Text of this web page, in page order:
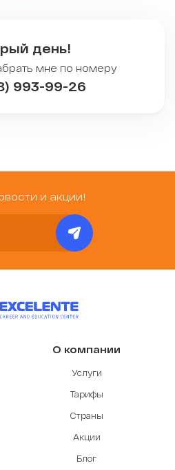
день!
мне по номеру
993-99-26
и акции!
О компании
Услуги
Тарифы
Страны
Акции
Блог